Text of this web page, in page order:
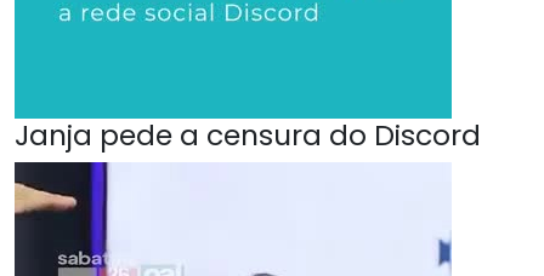
Janja pede a censura do Discord